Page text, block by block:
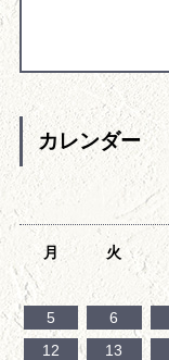
カレンダー
月 火
5
6
12
13